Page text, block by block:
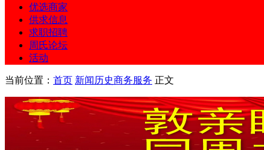
优选商家
供求信息
求职招聘
周氏论坛
活动
当前位置： 首页 新闻历史商务服务 正文